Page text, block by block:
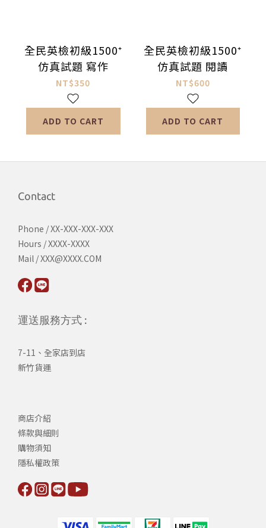
全民英檢初級1500⁺
仿真試題 寫作
NT$350
ADD TO CART
全民英檢初級1500⁺
仿真試題 閱讀
NT$600
ADD TO CART
Contact
Phone / XX-XXX-XXX-XXX
Hours / XXXX-XXXX
Mail / XXX@XXXX.COM
運送服務方式 :
7-11、全家店到店
新竹貨運
商店介紹
條款與細則
購物須知
隱私權政策